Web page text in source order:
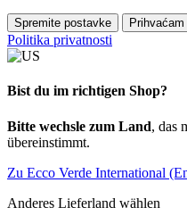
Spremite postavke Prihvaćam
Politika privatnosti
Bist du im richtigen Shop?
Bitte wechsle zum Land, das
übereinstimmt.
Zu Ecco Verde International
Anderes Lieferland wählen